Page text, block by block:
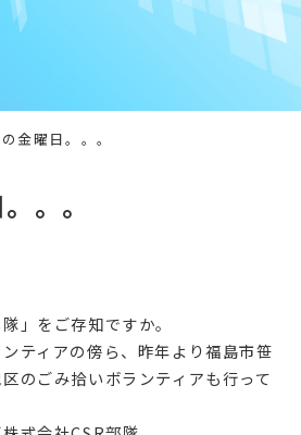
金曜日。。。
。。
」をご存知ですか。
ティアの傍ら、昨年より福島市笹
のごみ拾いボランティアも行って